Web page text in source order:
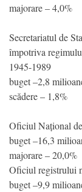
majorare – 4,0%
Secretariatul de
împotriva
1945-1989
buget –2,8
scădere – 1,8%
Oficiul Național
buget –16,3
majorare – 20,0%
Oficiul registrului
buget –9,9